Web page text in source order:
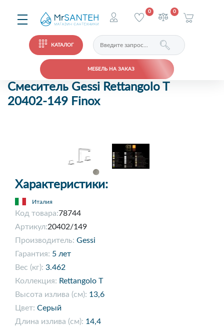
КАТАЛОГ
МЕБЕЛЬ НА ЗАКАЗ
0 0
Смеситель Gessi Rettangolo T
20402-149 Finox
Характеристики:
Италия
Код товара:78744
Артикул:20402/149
Производитель: Gessi
Гарантия: 5 лет
Вес (кг): 3.462
Коллекция: Rettangolo T
Высота излива (см): 13,6
Цвет: Серый
Длина излива (см): 14,4